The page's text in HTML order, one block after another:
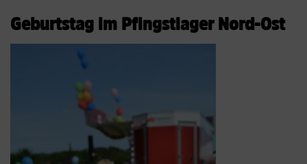
Geburtstag im Pfingstlager Nord-Ost